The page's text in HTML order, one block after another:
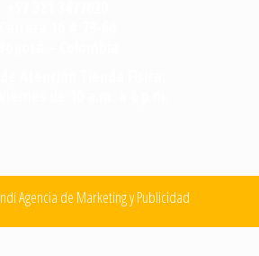
Agencia de Marketing y Publicidad